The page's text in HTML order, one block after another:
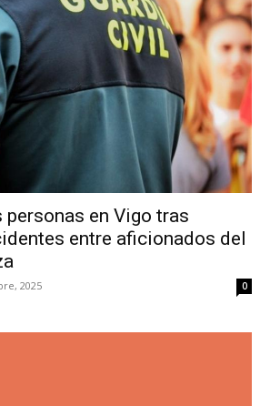
personas en Vigo tras
entre aficionados del
2025 0